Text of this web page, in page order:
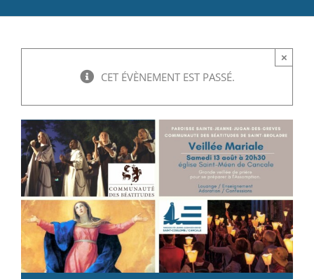
Actualités
Contact
CET ÉVÈNEMENT EST PASSÉ.
×